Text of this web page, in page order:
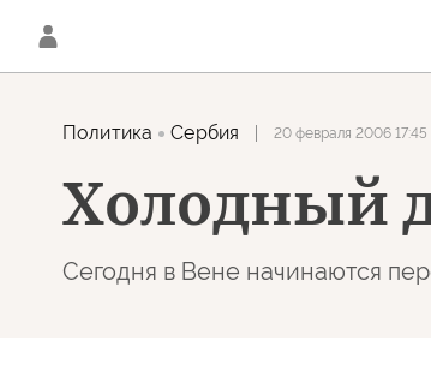
Политика Сербия 20 февраля 2006 17:45
Холодный
Сегодня в Вене начинаются